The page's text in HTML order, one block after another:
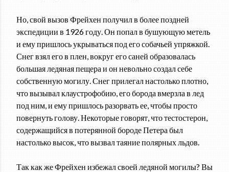
Но, свой вызов Фрейхен получил в более поздней
экспедиции в 1926 году. Он попал в бушующую метель
и ему пришлось укрываться под его собачьей упряжкой.
Снег взял его в плен, вокруг его саней образовалась
большая ледяная пещера и он невольно создал себе
собственную могилу. Снег прилегал настолько плотно,
что вызывал клаустрофобию, его борода вмерзла в лед
под ним, и ему пришлось разорвать ее, чтобы просто
повернуть голову. Некоторые говорят, что тестостерон,
содержащийся в потерянной бороде Петера был
настолько высок, что вызвал таяние полярных льдов.
Так как же Фрейхен избежал своей ледяной могилы? Вы